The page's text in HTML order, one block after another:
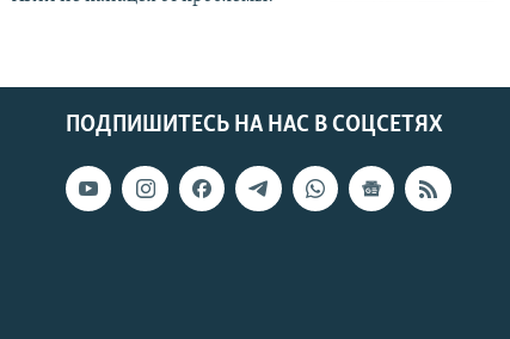
ПОДПИШИТЕСЬ НА НАС В СОЦСЕТЯХ